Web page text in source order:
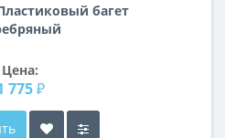
багет
Цена:
775 ₽